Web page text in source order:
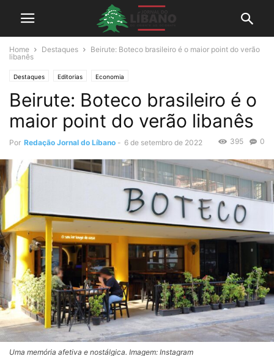
Home Destaques
Beirute: Boteco brasileiro é o maior point do verão
libanês
Destaques Editorias Economia
Beirute: Boteco brasileiro é o
maior point do verão libanês
Por Redação Jornal do Líbano - 6 de setembro de 2022 0
395
Uma memória afetiva e nostálgica. Imagem: Instagram